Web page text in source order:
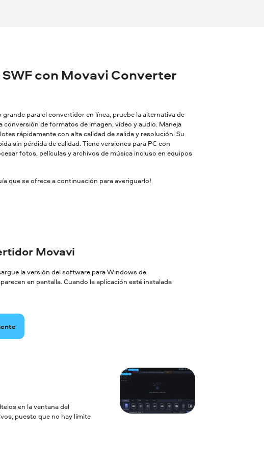
con Movavi Converter
para el convertidor en línea, pruebe la alternativa de
de formatos de imagen, vídeo y audio. Maneja
rápidamente con alta calidad de salida y resolución. Su
sin pérdida de calidad. Tiene versiones para PC con
fotos, películas y archivos de música incluso en equipos
que se ofrece a continuación para averiguarlo!
Movavi
la versión del software para Windows de
en pantalla. Cuando la aplicación esté instalada
en la ventana del
puesto que no hay límite